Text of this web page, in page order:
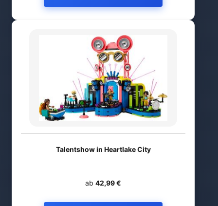
Talentshow in Heartlake City
ab 42,99 €